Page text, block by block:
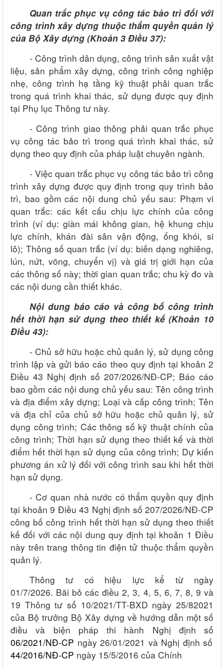
Quan trắc phục vụ công tác bảo trì đối với
công trình xây dựng thuộc thẩm quyền quản lý
của Bộ Xây dựng (Khoản 3 Điều 37):
- Công trình dân dụng, công trình sản xuất vật
liệu, sản phẩm xây dựng, công trình công nghiệp
nhẹ, công trình hạ tầng kỹ thuật phải quan trắc
trong quá trình khai thác, sử dụng được quy định
tại Phụ lục Thông tư này.
-Công trình giao thông phải quan trắc phục
vụ công tác bảo trì trong quá trình khai thác, sử
dụng theo quy định của pháp luật chuyên ngành.
- Việc quan trắc phục vụ công tác bảo trì công
trình xây dựng được quy định trong quy trình bảo
trì, bao gồm các nội dung chủ yếu sau: Phạm vi
quan trắc: các kết cấu chịu lực chính của công
trình (ví dụ: giàn mái không gian, hệ khung chịu
lực chính, khán đài sân vận động, ống khói, si
lô); Thông số quan trắc (ví dụ: biến dạng nghiêng,
lún, nứt, võng, chuyển vị) và giá trị giới hạn của
các thông số này; thời gian quan trắc; chu kỳ đo và
các nội dung cần thiết khác.
Nội dung báo cáo và công bố công trình
hết thời hạn sử dụng theo thiết kế(Khoản 10
Điều 43):
-Chủ sở hữu hoặc chủ quản lý, sử dụng công
trình lập và gửi báo cáo theo quy định tại khoản 2
Điều 43 Nghị định số 207/2026/NĐ-CP; Báo cáo
bao gồm các nội dung chủ yếu sau: Tên công trình
và địa điểm xây dựng; Loại và cấp công trình; Tên
và địa chỉ của chủ sở hữu hoặc chủ quản lý, sử
dụng công trình; Các thông số kỹ thuật chính của
công trình; Thời hạn sử dụng theo thiết kế và thời
điểm hết thời hạn sử dụng của công trình; Dự kiến
phương án xử lý đối với công trình sau khi hết thời
hạn sử dụng.
-Cơ quan nhà nước có thẩm quyền quy định
tại khoản 9 Điều 43 Nghị định số 207/2026/NĐ-CP
công bố công trình hết thời hạn sử dụng theo thiết
kế đối với các nội dung quy định tại khoản 1 Điều
này trên trang thông tin điện tử thuộc thẩm quyền
quản lý.
Thông tư có hiệu lực kể từ ngày
01/7/2026. Bãi bỏ các điều 2, 3, 4, 5, 6, 7, 8, 9 và
19 Thông tư số 10/2021/TT-BXD ngày 25/82021
của Bộ trưởng Bộ Xây dựng về hướng dẫn một số
điều và biện pháp thi hành Nghị định số
06/2021/NĐ-CP ngày 26/01/2021 và Nghị định số
44/2016/NĐ-CP ngày 15/5/2016 của Chính